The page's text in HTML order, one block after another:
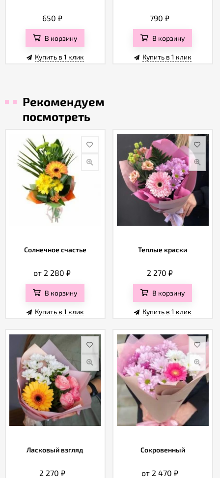
650 ₽
В корзину
Купить в 1 клик
790₽
В корзину
Купить в 1 клик
Рекомендуем
посмотреть
Солнечное счастье
от 2 280₽
В корзину
Купить в 1 клик
Теплые краски
2 270 ₽
В корзину
Купить в 1 клик
Ласковый взгляд
2 270 ₽
Сокровенный
от 2 470 ₽